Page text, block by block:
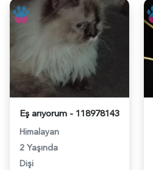
Eş arıyorum - 118978143
Himalayan
2 Yaşında
Dişi